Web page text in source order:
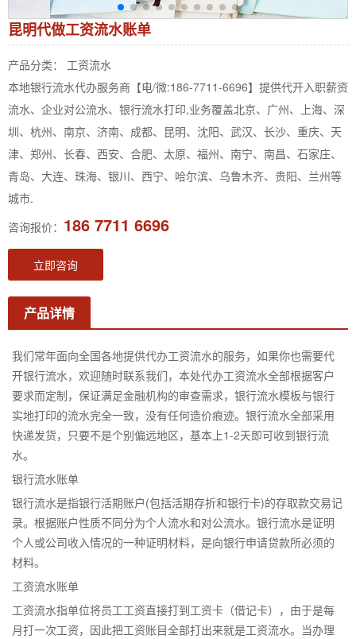
昆明代做工资流水账单
产品分类： 工资流水
本地银行流水代办服务商【电/微:186-7711-6696】提供代开入职薪资
流水、企业对公流水、银行流水打印,业务覆盖北京、广州、上海、深
圳、杭州、南京、济南、成都、昆明、沈阳、武汉、长沙、重庆、天
津、郑州、长春、西安、合肥、太原、福州、南宁、南昌、石家庄、
青岛、大连、珠海、银川、西宁、哈尔滨、乌鲁木齐、贵阳、兰州等
城市.
咨询报价： 186 7711 6696
立即咨询
产品详情
我们常年面向全国各地提供代办工资流水的服务，如果你也需要代
开银行流水，欢迎随时联系我们，本处代办工资流水全部根据客户
要求而定制，保证满足金融机构的审查需求，银行流水模板与银行
实地打印的流水完全一致，没有任何造价痕迹。银行流水全部采用
快递发货，只要不是个别偏远地区，基本上1-2天即可收到银行流
水。
银行流水账单
银行流水是指银行活期账户(包括活期存折和银行卡)的存取款交易记
录。根据账户性质不同分为个人流水和对公流水。银行流水是证明
个人或公司收入情况的一种证明材料，是向银行申请贷款所必须的
材料。
工资流水账单
工资流水指单位将员工工资直接打到工资卡（借记卡），由于是每
月打一次工资，因此把工资账目全部打出来就是工资流水。当办理